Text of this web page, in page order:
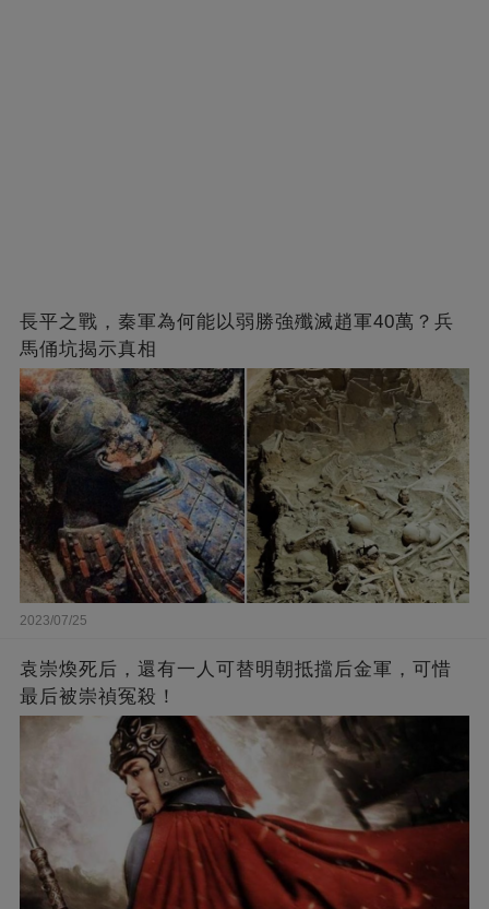
長平之戰，秦軍為何能以弱勝強殲滅趙軍40萬？兵
馬俑坑揭示真相
2023/07/25
袁崇煥死后，還有一人可替明朝抵擋后金軍，可惜
最后被崇禎冤殺！